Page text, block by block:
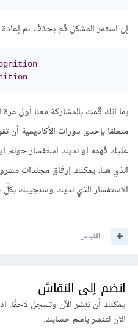
إن استمر المشكل قم بحذف ثم إعادة
بما أنك قمت بالمشاركة معنا أول
متعلقا بإحدى دورات الأكاديمية
عليك فهمه أو لديك استفسار حوله،
الذي هنا، يمكنك إرفاق مجلدات
الاستفسار الذي لديك وسنجيبك
اقتباس
انضم إلى النقاش
يمكنك أن تنشر الآن وتسجل لاحقًا.
الآنلتنشر باسم حسابك.